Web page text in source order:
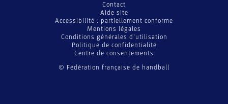
© Fédération française de handball
Contact
Aide site
Accessibilité : partiellement conforme
Mentions légales
Conditions générales d’utilisation
Politique de confidentialité
Centre de consentements